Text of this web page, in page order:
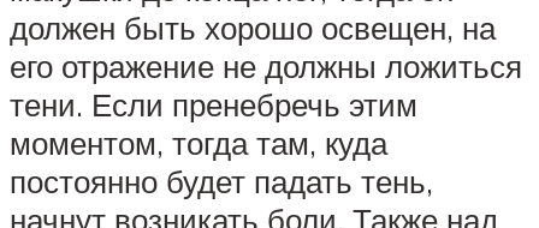
должен быть хорошо освещен, на
его отражение не должны ложиться
тени. Если пренебречь этим
моментом, тогда там, куда
постоянно будет падать тень,
начнут возникать боли. Также над